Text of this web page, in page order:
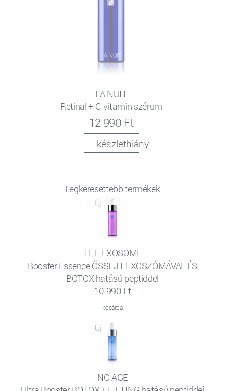
LA NUIT
Retinal + C-vitamin szérum
12 990 Ft
készlethiány
Legkeresettebb termékek
THE EXOSOME
Booster Essence ŐSSEJT EXOSZÓMÁVAL ÉS
BOTOX hatású peptiddel
10 990 Ft
kosárba
NO AGE